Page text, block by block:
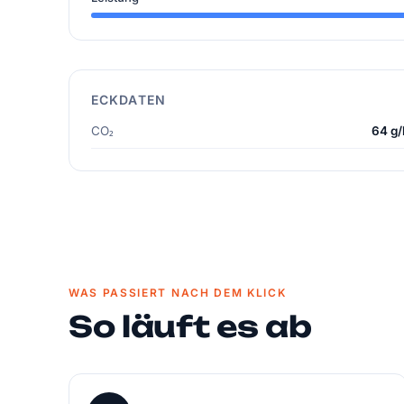
ECKDATEN
CO₂ 64
WAS PASSIERT NACH DEM KLICK
So läuft es ab